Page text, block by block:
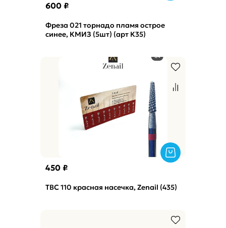
600 ₽
Фреза 021 торнадо пламя острое
синее, КМИЗ (5шт) (арт К35)
450 ₽
ТВС 110 красная насечка, Zenail (435)